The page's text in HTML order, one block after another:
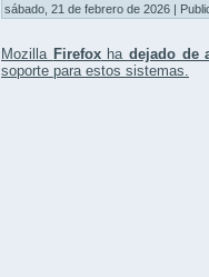
sábado, 21 de febrero de 2026 |
Mozilla Firefoxha dejado de
soporte para estos sistemas.